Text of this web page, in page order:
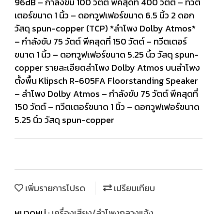
เตอร์ขนาด 1 นิ้ว – ดอกวูฟเฟอร์ขนาด 6.5 นิ้ว 2 ดอก
วัสดุ spun-copper (TCP) *ลำโพง Dolby Atmos*
– กำลังขับ 75 วัตต์ พีคสุดที่ 150 วัตต์ – ทวีตเตอร์
ขนาด 1 นิ้ว – ดอกวูฟเฟอร์ขนาด 5.25 นิ้ว วัสดุ spun-
copper รายละเอียดลำโพง Dolby Atmos บนลำโพง
ตั้งพื้น Klipsch R-605FA Floorstanding Speaker
– ลำโพง Dolby Atmos – กำลังขับ 75 วัตต์ พีคสุดที่
150 วัตต์ – ทวีตเตอร์ขนาด 1 นิ้ว – ดอกวูฟเฟอร์ขนาด
5.25 นิ้ว วัสดุ spun-copper
เพิ่มรายการโปรด
เปรียบเทียบ